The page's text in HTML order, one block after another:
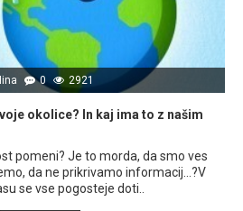
0 2921
okolice? In kaj ima to z našim
pomeni? Je to morda, da smo ves
da ne prikrivamo informacij…?V
se vse pogosteje doti..